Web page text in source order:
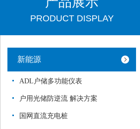
PRODUCT DISPLAY
新能源
ADL户储多功能仪表
户用光储防逆流 解决方案
国网直流充电桩